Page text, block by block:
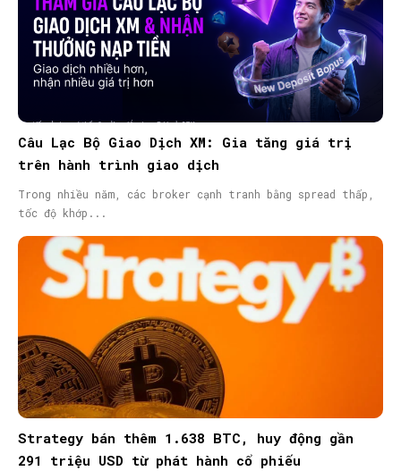
Câu Lạc Bộ Giao Dịch XM: Gia tăng giá trị
trên hành trình giao dịch
Trong nhiều năm, các broker cạnh tranh bằng spread thấp,
tốc độ khớp...
Strategy bán thêm 1.638 BTC, huy động gần
291 triệu USD từ phát hành cổ phiếu